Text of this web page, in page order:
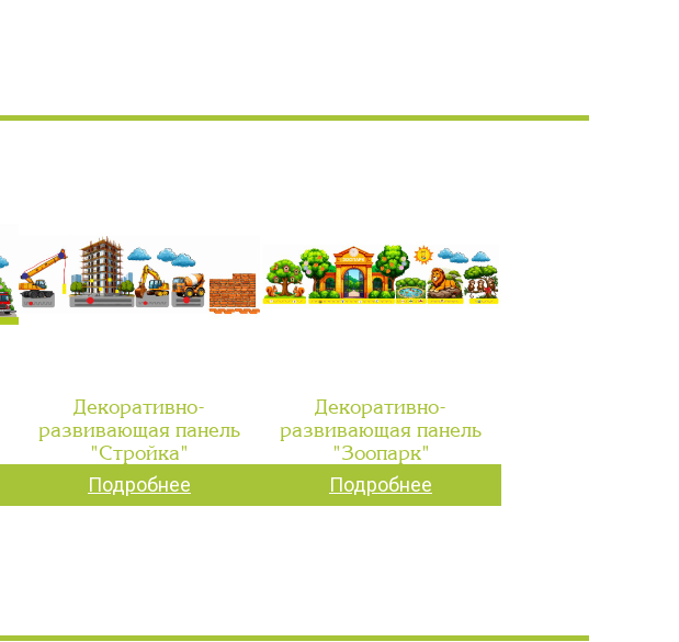
Декоративно-
развивающая панель
"Стройка"
Подробнее
Декоративно-
развивающая панель
"Зоопарк"
Подробнее